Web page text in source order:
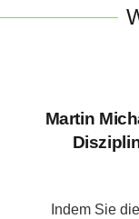
Martin
Indem Sie